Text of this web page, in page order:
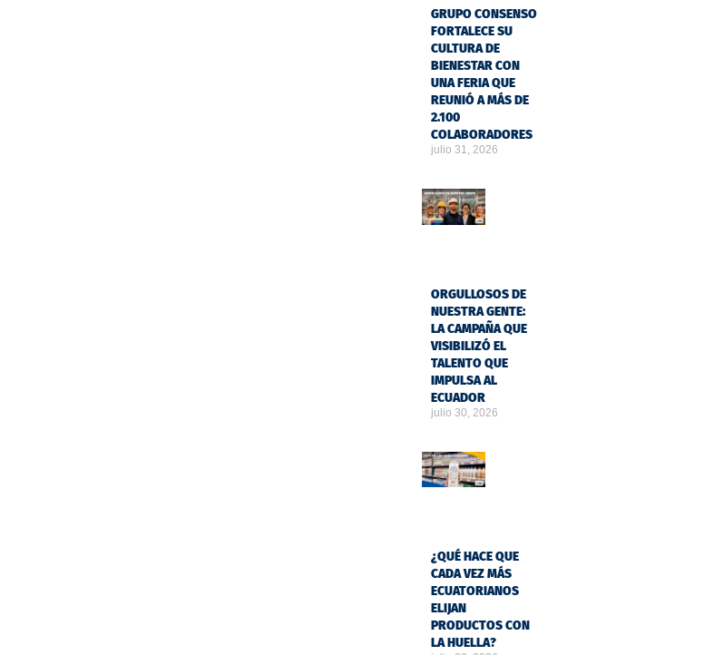
GRUPO CONSENSO
FORTALECE SU
CULTURA DE
BIENESTAR CON
UNA FERIA QUE
REUNIÓ A MÁS DE
2.100
COLABORADORES
julio 31, 2026
ORGULLOSOS DE
NUESTRA GENTE:
LA CAMPAÑA QUE
VISIBILIZÓ EL
TALENTO QUE
IMPULSA AL
ECUADOR
julio 30, 2026
¿QUÉ HACE QUE
CADA VEZ MÁS
ECUATORIANOS
ELIJAN
PRODUCTOS CON
LA HUELLA?